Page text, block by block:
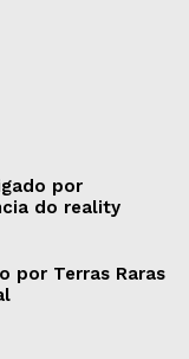
por
do reality
por Terras Raras